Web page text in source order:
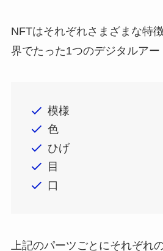
NFTはそれぞれさまざまな特
界でたった1つのデジタルアー
模様
色
ひげ
目
口
上記のパーツごとにそれぞれ